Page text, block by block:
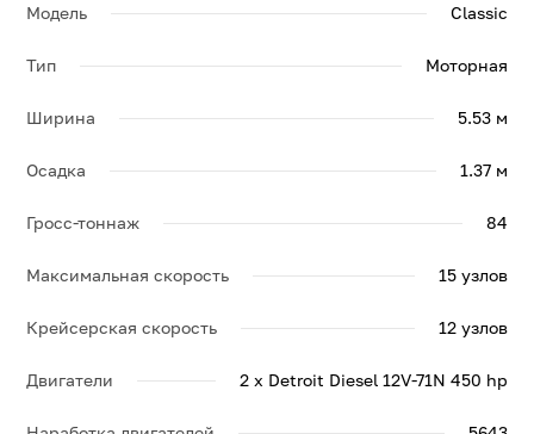
Модель Classic
Тип Моторная
Ширина 5.53 м
Осадка 1.37 м
Гросс-тоннаж 84
Максимальная скорость 15 узлов
Крейсерская скорость 12 узлов
Двигатели 2 x Detroit Diesel 12V-71N 450 hp